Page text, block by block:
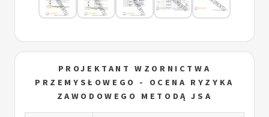
PROJEKTANT WZORNICTWA
PRZEMYSŁOWEGO - OCENA RYZYKA
ZAWODOWEGO METODĄ JSA